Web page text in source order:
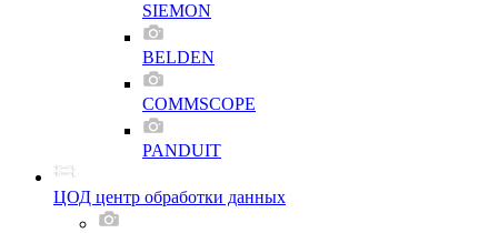
SIEMON
BELDEN
COMMSCOPE
PANDUIT
ЦОД центр обработки данных